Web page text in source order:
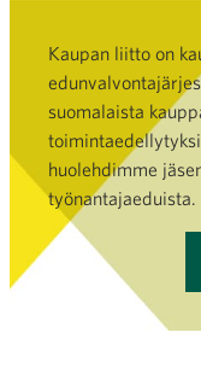
Kaupan liitto on
suomalaista
huolehdimme
työnantajaeduista.